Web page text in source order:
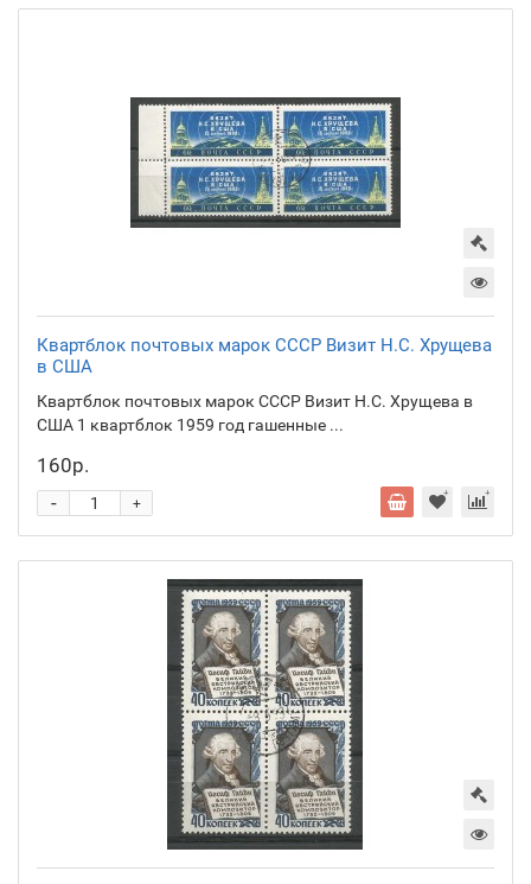
Квартблок почтовых марок СССР Визит Н.С. Хрущева
в США
Квартблок почтовых марок СССР Визит Н.С. Хрущева в
США 1 квартблок 1959 год гашенные ...
160р.
+
-